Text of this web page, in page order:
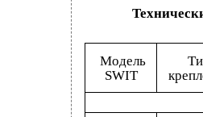
Модель
SWIT